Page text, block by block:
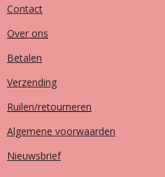
Contact
Over ons
Betalen
Verzending
Ruilen/retourneren
Algemene voorwaarden
Nieuwsbrief